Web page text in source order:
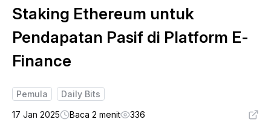
Staking Ethereum untuk
Pendapatan Pasif di Platform E-
Finance
Pemula
Daily Bits
17 Jan 2025
Baca 2 menit 336